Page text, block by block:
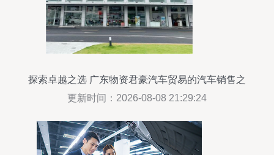
探索卓越之选 广东物资君豪汽车贸易的汽车销售之
道
更新时间：2026-08-08 21:29:24